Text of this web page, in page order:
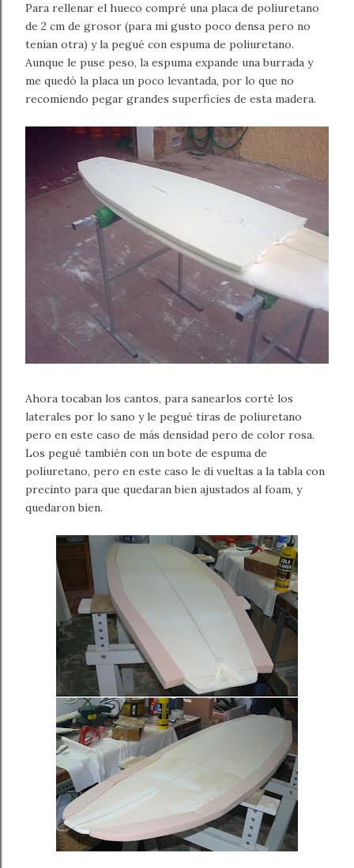
Para rellenar el hueco compré una placa de poliuretano
de 2 cm de grosor (para mi gusto poco densa pero no
tenían otra) y la pegué con espuma de poliuretano.
Aunque le puse peso, la espuma expande una burrada y
me quedó la placa un poco levantada, por lo que no
recomiendo pegar grandes superficies de esta madera.
Ahora tocaban los cantos, para sanearlos corté los
laterales por lo sano y le pegué tiras de poliuretano
pero en este caso de más densidad pero de color rosa.
Los pegué también con un bote de espuma de
poliuretano, pero en este caso le di vueltas a la tabla con
precinto para que quedaran bien ajustados al foam, y
quedaron bien.